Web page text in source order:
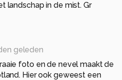
landschap in de mist. Gr
geleden
foto en de nevel maakt de
Hier ook geweest een